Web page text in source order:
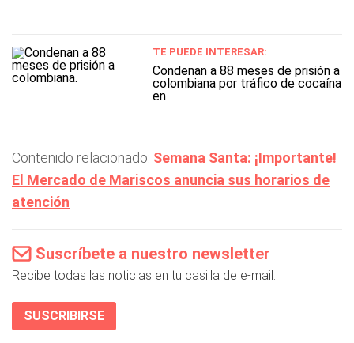
TE PUEDE INTERESAR:
Condenan a 88 meses de prisión a
colombiana por tráfico de cocaína
en
Contenido relacionado: Semana Santa: ¡Importante!
El Mercado de Mariscos anuncia sus horarios de
atención
Suscríbete a nuestro newsletter
Recibe todas las noticias en tu casilla de e-mail.
SUSCRIBIRSE